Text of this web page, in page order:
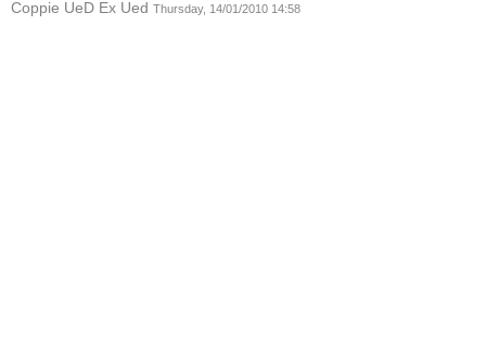
Coppie UeD Ex Ued Thursday, 14/01/2010 14:58